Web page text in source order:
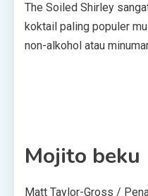
The Soiled Shirley
koktail paling populer
non-alkohol atau
Mojito beku
Matt Taylor-Gross /